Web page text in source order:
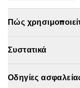
Ενισχυμένη με
εμπλουτισμένη με
καταπραΰνει την
διατηρεί την
την ενεργοποιεί
Πώς
Συστατικά
Οδηγίες